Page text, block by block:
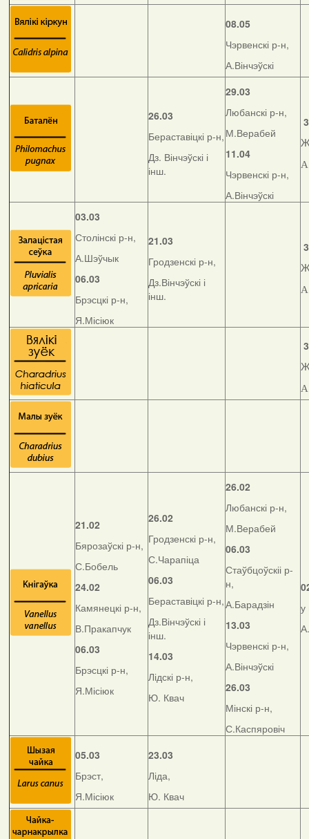
08.05
Чэрвенскі р-н,
А.Вінчэўскі
26.03
Бераставіцкі р-н,
Дз. Вінчэўскі і
інш.
29.03
Любанскі р-н,
М.Верабей
11.04
Чэрвенскі р-н,
А.Вінчэўскі
03.03
Столінскі р-н,
А.Шэўчык
06.03
Брэсцкі р-н,
Я.Місіюк
21.03
Гродзенскі р-н,
Дз.Вінчэўскі і
інш.
21.02
Бярозаўскі р-н,
С.Бобель
24.02
Камянецкі р-н,
В.Пракапчук
06.03
Брэсцкі р-н,
Я.Місіюк
26.02
Гродзенскі р-н,
С.Чарапіца
06.03
Бераставіцкі р-н,
Дз.Вінчэўскі і
інш.
14.03
Лідскі р-н,
Ю. Квач
26.02
Любанскі р-н,
М.Верабей
06.03
Стаўбцоўскіі р-
н,
А.Барадзін
13.03
Чэрвенскі р-н,
А.Вінчэўскі
26.03
Мінскі р-н,
С.Каспяровіч
у
05.03
Брэст,
Я.Місіюк
23.03
Ліда,
Ю. Квач